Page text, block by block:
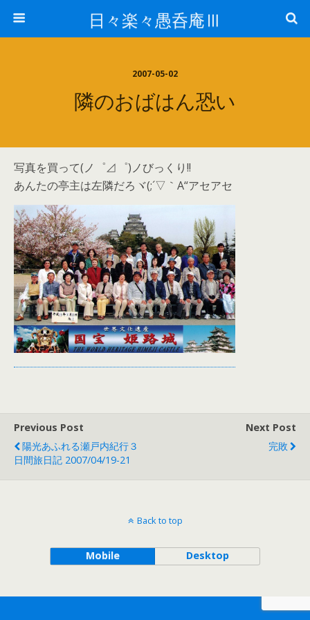
日々楽々愚呑庵Ⅲ
2007-05-02
隣のおばはん恐い
写真を買って(ノ゜⊿゜)ノびっくり!!
あんたの亭主は左隣だろヾ(;´▽｀A“アセアセ
Previous Post
陽光あふれる瀬戸内紀行３
日間旅日記 2007/04/19-21
Next Post
完敗
Back to top
Mobile Desktop